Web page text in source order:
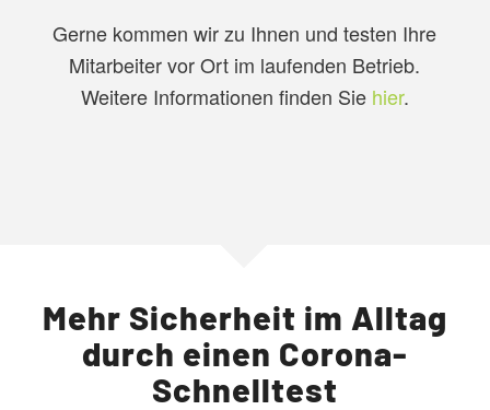
Gerne kommen wir zu Ihnen und testen Ihre
Mitarbeiter vor Ort im laufenden Betrieb.
Weitere Informationen finden Sie hier.
Mehr Sicherheit im Alltag
durch einen Corona-
Schnelltest